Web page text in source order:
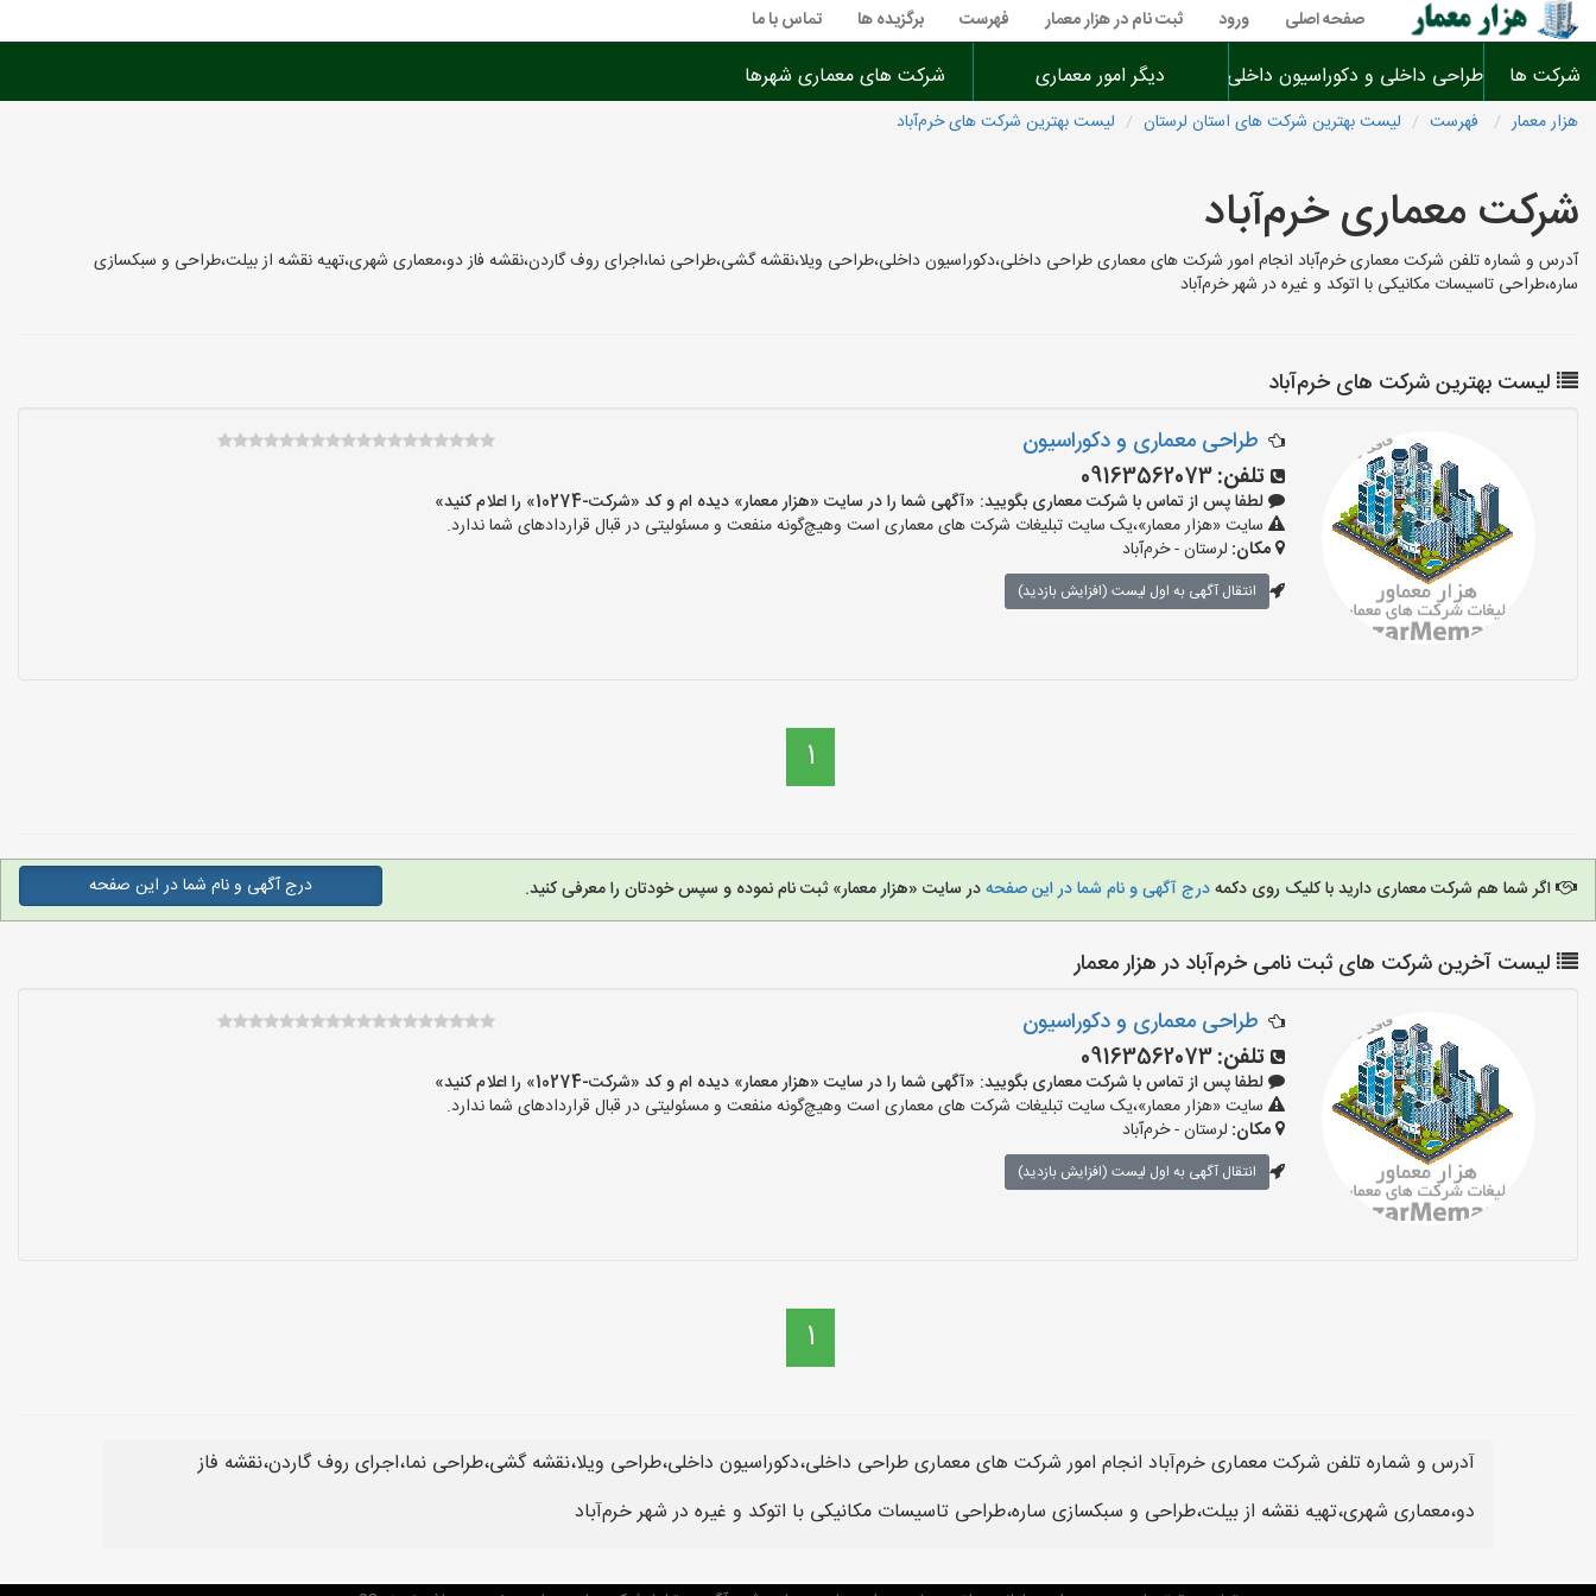
صفحه اصلی ورود ثبت نام در هزار معمار فهرست برگزیده ها تماس با ما
شرکت ها طراحی داخلی و دکوراسیون داخلی دیگر امور معماری شرکت های معماری شهرها
هزار معمار فهرست لیست بهترین شرکت های استان لرستان لیست بهترین شرکت های خرم‌آباد
شرکت معماری خرم‌آباد
آدرس و شماره تلفن شرکت معماری خرم‌آباد انجام امور شرکت های معماری طراحی داخلی،دکوراسیون داخلی،طراحی ویلا،نقشه گشی،طراحی نما،اجرای روف گاردن،نقشه فاز دو،معماری شهری،تهیه نقشه از بیلت،طراحی و سبکسازی
ساره،طراحی تاسیسات مکانیکی با اتوکد و غیره در شهر خرم‌آباد
لیست بهترین شرکت های خرم‌آباد
طراحی معماری و دکوراسیون
تلفن:09163562073
لطفا پس از تماس با شرکت معماری بگویید: «آگهی شما را در سایت «هزار معمار» دیده ام و کد «شرکت-10274» را اعلام کنید»
سایت «هزار معمار»،یک سایت تبلیغات شرکت های معماری است وهیچ‌گونه منفعت و مسئولیتی در قبال قراردادهای شما ندارد.
مکان: لرستان - خرم‌آباد
انتقال آگهی به اول لیست (افزایش بازدید)
1
اگر شما هم شرکت معماری دارید با کلیک روی دکمهدرج آگهی و نام شما در این صفحهدر سایت «هزار معمار» ثبت نام نموده و سپس خودتان را معرفی کنید. درج آگهی و نام شما در این صفحه
لیست آخرین شرکت های ثبت نامی خرم‌آباد در هزار معمار
طراحی معماری و دکوراسیون
تلفن:09163562073
لطفا پس از تماس با شرکت معماری بگویید: «آگهی شما را در سایت «هزار معمار» دیده ام و کد «شرکت-10274» را اعلام کنید»
سایت «هزار معمار»،یک سایت تبلیغات شرکت های معماری است وهیچ‌گونه منفعت و مسئولیتی در قبال قراردادهای شما ندارد.
مکان: لرستان - خرم‌آباد
انتقال آگهی به اول لیست (افزایش بازدید)
1
آدرس و شماره تلفن شرکت معماری خرم‌آباد انجام امور شرکت های معماری طراحی داخلی،دکوراسیون داخلی،طراحی ویلا،نقشه گشی،طراحی نما،اجرای روف گاردن،نقشه فاز
دو،معماری شهری،تهیه نقشه از بیلت،طراحی و سبکسازی ساره،طراحی تاسیسات مکانیکی با اتوکد و غیره در شهر خرم‌آباد